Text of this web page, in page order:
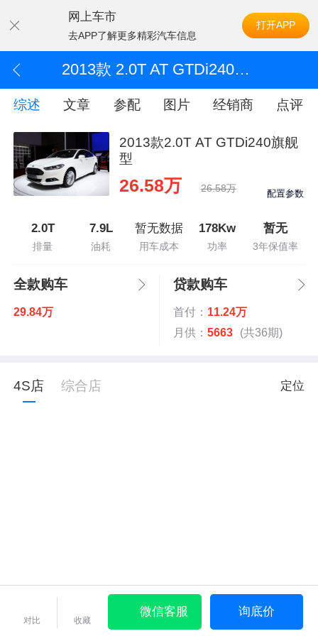
网上车市
去APP了解更多精彩汽车信息
打开APP
2013款 2.0T AT GTDi240旗舰型
综述 文章 参配 图片 经销商 点评
2013款2.0T AT GTDi240旗舰
型
26.58万 26.58万 配置参数
2.0T
排量
7.9L
油耗
暂无数据
用车成本
178Kw
功率
暂无
3年保值率
全款购车
29.84万
贷款购车
首付： 11.24万
月供： 5663 (共36期)
4S店 综合店 定位
对比 收藏
微信客服 询底价